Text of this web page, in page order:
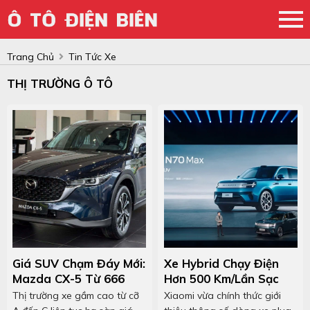
Trang Chủ Tin Tức Xe
THỊ TRƯỜNG Ô TÔ
Giá SUV Chạm Đáy Mới:
Mazda CX-5 Từ 666
Triệu Đồng, Nhiều Xe
Thị trường xe gầm cao từ cỡ
Xe Hybrid Chạy Điện
Hơn 500 Km/lần Sạc
Mở Bán Gần Việt Nam:
Xiaomi vừa chính thức giới